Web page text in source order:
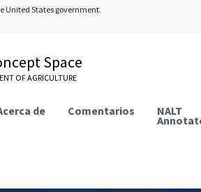
United States government.
Space
OF AGRICULTURE
de Comentarios NALT